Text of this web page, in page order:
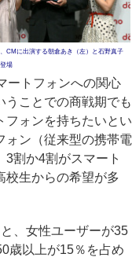
CMに出演する朝倉あき（左）と石野真子
登場
ートフォンへの関心
うことでの商戦期でも
フォンを持ちたいとい
ォン（従来型の携帯電
割か4割がスマート
校生からの希望が多
、女性ユーザーが35
歳以上が15％を占め